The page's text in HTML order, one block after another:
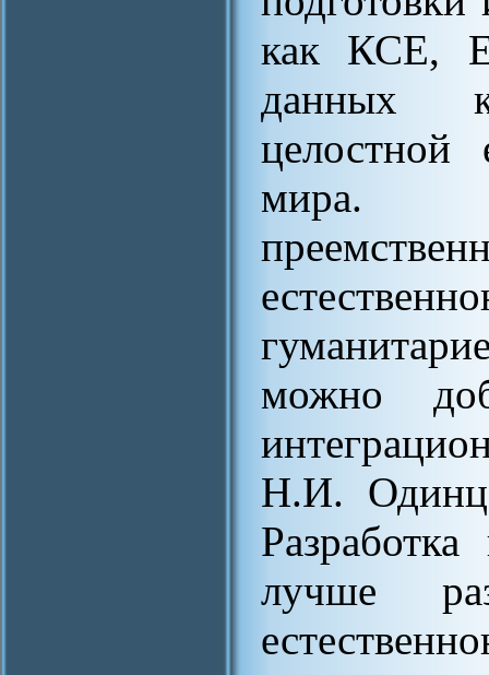
как КСЕ,
данных
целостной
мира.
можно
Н.И.
лучше